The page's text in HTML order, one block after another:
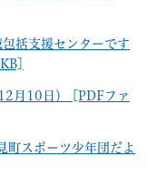
括支援センターです
月10日） [PDFファ
町スポーツ少年団だよ